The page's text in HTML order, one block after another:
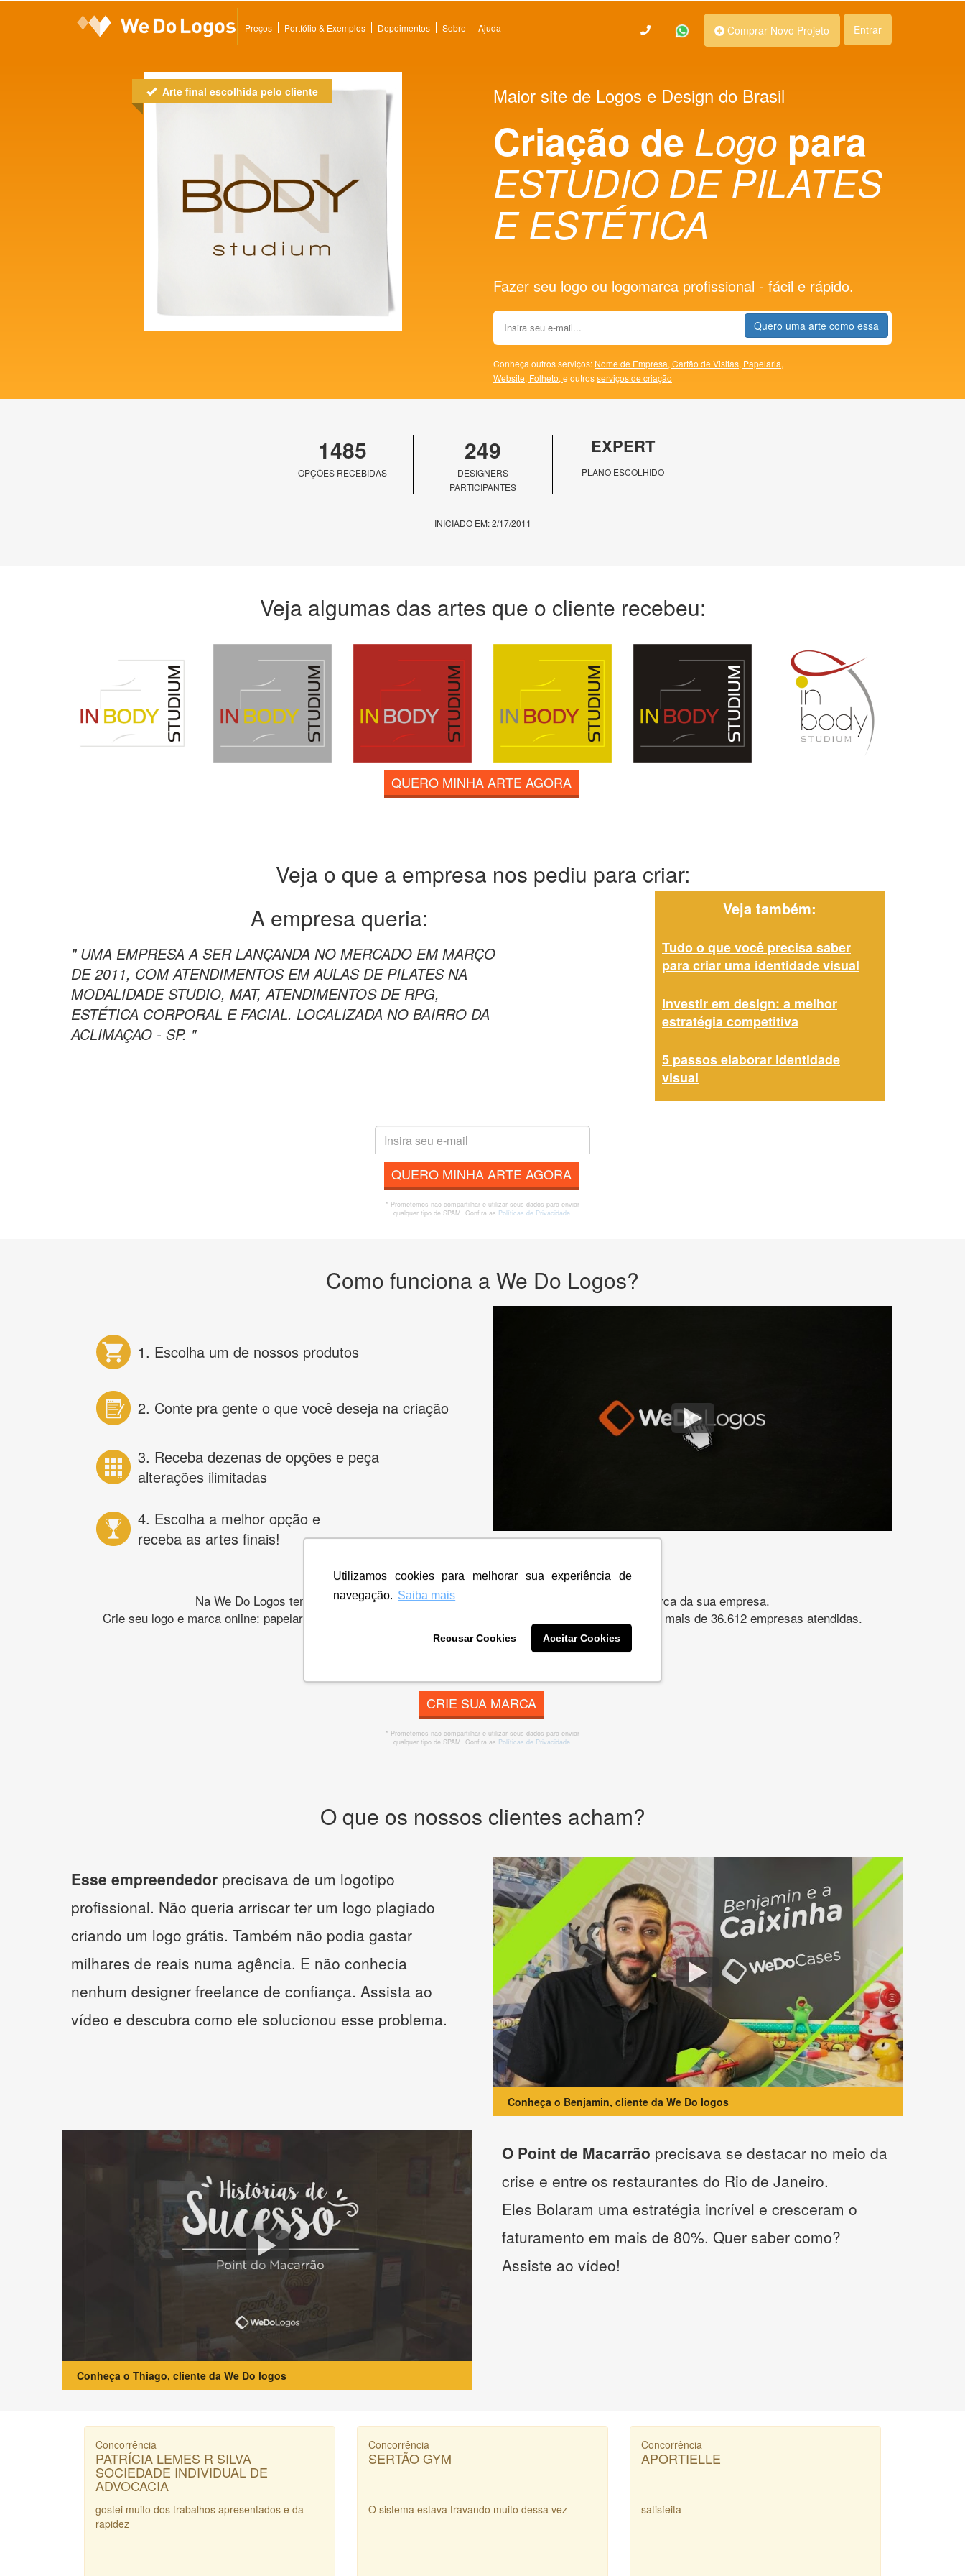
Utilizamos cookies para melhorar sua experiência de
navegação. Saiba mais
Recusar Cookies Aceitar Cookies
Preços Portfólio & Exemplos Depoimentos Sobre Ajuda Comprar Novo Projeto Entrar
Arte final escolhida pelo cliente Maior site de Logos e Design do Brasil
Criação de Logo para
ESTUDIO DE PILATES
E ESTÉTICA
Fazer seu logo ou logomarca profissional - fácil e rápido.
Quero uma arte como essa
Conheça outros serviços: Nome de Empresa, Cartão de Visitas, Papelaria,
Website, Folheto, e outrosserviços de criação
1485
OPÇÕES RECEBIDAS
249
DESIGNERS
PARTICIPANTES
EXPERT
PLANO ESCOLHIDO
INICIADO EM: 2/17/2011
Veja algumas das artes que o cliente recebeu:
QUERO MINHA ARTE AGORA
Veja o que a empresa nos pediu para criar:
A empresa queria:
" UMA EMPRESA A SER LANÇANDA NO MERCADO EM MARÇO
DE 2011, COM ATENDIMENTOS EM AULAS DE PILATES NA
MODALIDADE STUDIO, MAT, ATENDIMENTOS DE RPG,
ESTÉTICA CORPORAL E FACIAL. LOCALIZADA NO BAIRRO DA
ACLIMAÇAO - SP. "
Veja também:
Tudo o que você precisa saber
para criar uma identidade visual
Investir em design: a melhor
estratégia competitiva
5 passos elaborar identidade
visual
QUERO MINHA ARTE AGORA
* Prometemos não compartilhar e utilizar seus dados para enviar
qualquer tipo de SPAM. Confira as Políticas de Privacidade.
Como funciona a We Do Logos?
1. Escolha um de nossos produtos
2. Conte pra gente o que você deseja na criação
3. Receba dezenas de opções e peça
alterações ilimitadas
4. Escolha a melhor opção e
receba as artes finais!
Na We Do Logos temos os melhores designers de logotipos online para criar a logomarca da sua empresa.
Crie seu logo e marca online: papelaria, banner, cartão de visita, folder, flyer, website e muito mais. São mais de 36.612 empresas atendidas.
CRIE SUA MARCA
* Prometemos não compartilhar e utilizar seus dados para enviar
qualquer tipo de SPAM. Confira as Políticas de Privacidade.
O que os nossos clientes acham?
Esse empreendedor precisava de um logotipo
profissional. Não queria arriscar ter um logo plagiado
criando um logo grátis. Também não podia gastar
milhares de reais numa agência. E não conhecia
nenhum designer freelance de confiança. Assista ao
vídeo e descubra como ele solucionou esse problema.
Conheça o Benjamin, cliente da We Do logos
Conheça o Thiago, cliente da We Do logos
O Point de Macarrão precisava se destacar no meio da
crise e entre os restaurantes do Rio de Janeiro.
Eles Bolaram uma estratégia incrível e cresceram o
faturamento em mais de 80%. Quer saber como?
Assiste ao vídeo!
Concorrência
PATRÍCIA LEMES R SILVA
SOCIEDADE INDIVIDUAL DE
ADVOCACIA
gostei muito dos trabalhos apresentados e da
rapidez
Concorrência
SERTÃO GYM
O sistema estava travando muito dessa vez
Concorrência
APORTIELLE
satisfeita